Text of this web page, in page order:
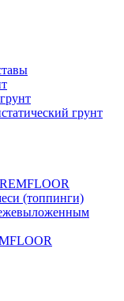
грунт
(топпинги)